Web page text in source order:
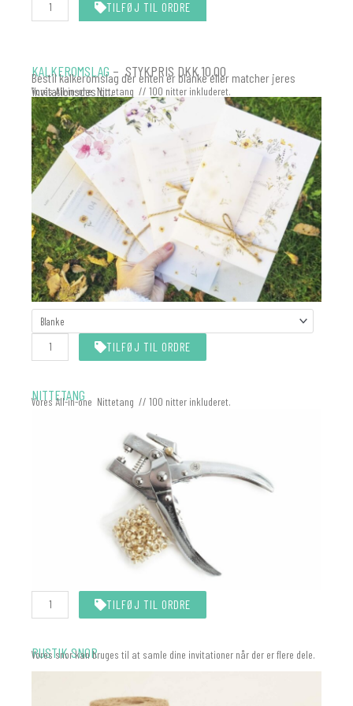
TILFØJ TIL ORDRE
KALKEROMSLAG – STYKPRIS DKK 10.00
Bestil kalkeromslag der enten er blanke eller matcher jeres
invitationsdesign.
Vores All-in-one Nittetang // 100 nitter inkluderet.
KALKEROMSLAG
MATCHER
INVITATIONEN
TILFØJ TIL ORDRE
NITTETANG
Vores All-in-one Nittetang // 100 nitter inkluderet.
Nittetang
In-
(Eyelet)
antal
TILFØJ TIL ORDRE
RUSTIK SNOR
Vores snor kan bruges til at samle dine invitationer når der er flere dele.